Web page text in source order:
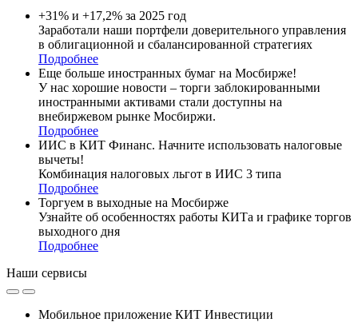
+31% и +17,2% за 2025 год
Заработали наши портфели доверительного управления
в облигационной и сбалансированной стратегиях
Подробнее
Еще больше иностранных бумаг на Мосбирже!
У нас хорошие новости – торги заблокированными
иностранными активами стали доступны на
внебиржевом рынке Мосбиржи.
Подробнее
ИИС в КИТ Финанс. Начните использовать налоговые
вычеты!
Комбинация налоговых льгот в ИИС 3 типа
Подробнее
Торгуем в выходные на Мосбирже
Узнайте об особенностях работы КИТа и графике торгов
выходного дня
Подробнее
Наши сервисы
Мобильное приложение КИТ Инвестиции